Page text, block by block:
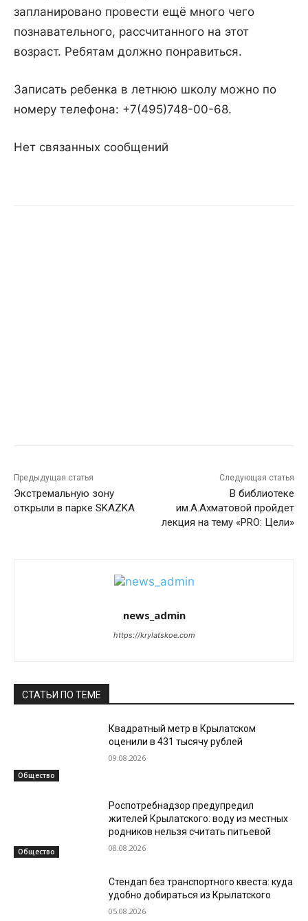
запланировано провести ещё много чего
познавательного, рассчитанного на этот
возраст. Ребятам должно понравиться.
Записать ребенка в летнюю школу можно по
номеру телефона: +7(495)748-00-68.
Нет связанных сообщений
Предыдущая статья
Экстремальную зону
открыли в парке SKAZKA
Следующая статья
В библиотеке
им.А.Ахматовой пройдет
лекция на тему «PRO: Цели»
news_admin
https://krylatskoe.com
СТАТЬИ ПО ТЕМЕ
Общество
Квадратный метр в Крылатском
оценили в 431 тысячу рублей
09.08.2026
Общество
Роспотребнадзор предупредил
жителей Крылатского: воду из местных
родников нельзя считать питьевой
08.08.2026
Стендап без транспортного квеста: куда
удобно добираться из Крылатского
05.08.2026